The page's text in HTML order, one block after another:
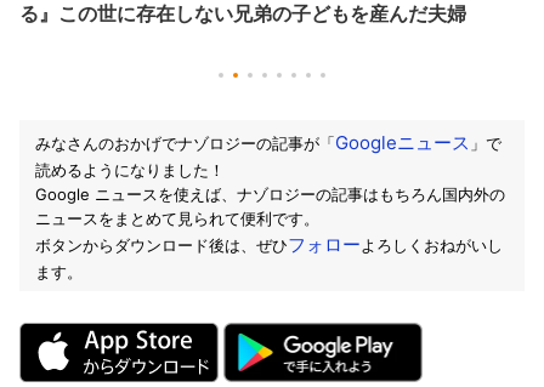
る』この世に存在しない兄弟の子どもを産んだ夫婦
みなさんのおかげでナゾロジーの記事が「Googleニュース 」で
読めるようになりました！
Google ニュースを使えば、ナゾロジーの記事はもちろん国内外の
ニュースをまとめて見られて便利です。
ボタンからダウンロード後は、ぜひフォローよろしくおねがいし
ます。